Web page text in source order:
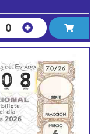
0